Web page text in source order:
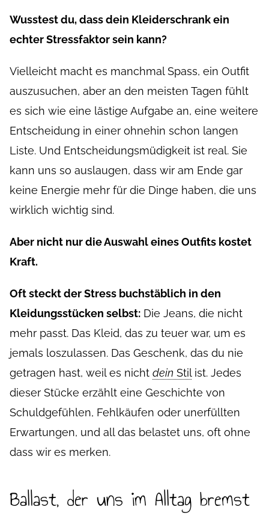
Wusstest du, dass dein Kleiderschrank ein
echter Stressfaktor sein kann?
Vielleicht macht es manchmal Spass, ein Outfit
auszusuchen, aber an den meisten Tagen fühlt
es sich wie eine lästige Aufgabe an, eine weitere
Entscheidung in einer ohnehin schon langen
Liste. Und Entscheidungsmüdigkeit ist real. Sie
kann uns so auslaugen, dass wir am Ende gar
keine Energie mehr für die Dinge haben, die uns
wirklich wichtig sind.
Aber nicht nur die Auswahl eines Outfits kostet
Kraft.
Oft steckt der Stress buchstäblich in den
Kleidungsstücken selbst:Die Jeans, die nicht
mehr passt. Das Kleid, das zu teuer war, um es
jemals loszulassen. Das Geschenk, das du nie
getragen hast, weil es nicht dein Stilist. Jedes
dieser Stücke erzählt eine Geschichte von
Schuldgefühlen, Fehlkäufen oder unerfüllten
Erwartungen, und all das belastet uns, oft ohne
dass wir es merken.
Ballast, der uns im Alltag bremst